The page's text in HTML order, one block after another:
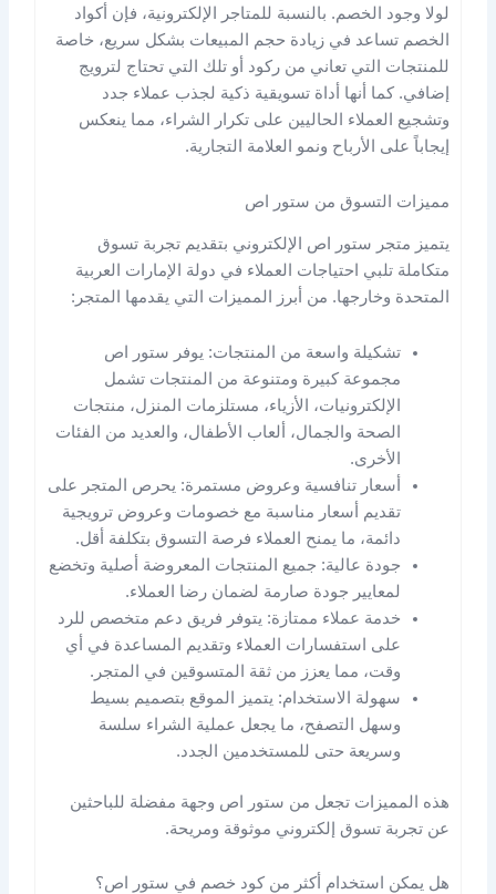
لولا وجود الخصم. بالنسبة للمتاجر الإلكترونية، فإن أكواد
الخصم تساعد في زيادة حجم المبيعات بشكل سريع، خاصة
للمنتجات التي تعاني من ركود أو تلك التي تحتاج لترويج
إضافي. كما أنها أداة تسويقية ذكية لجذب عملاء جدد
وتشجيع العملاء الحاليين على تكرار الشراء، مما ينعكس
إيجاباً على الأرباح ونمو العلامة التجارية.
مميزات التسوق من ستور اص
يتميز متجر ستور اص الإلكتروني بتقديم تجربة تسوق
متكاملة تلبي احتياجات العملاء في دولة الإمارات العربية
المتحدة وخارجها. من أبرز المميزات التي يقدمها المتجر:
تشكيلة واسعة من المنتجات: يوفر ستور اص
مجموعة كبيرة ومتنوعة من المنتجات تشمل
الإلكترونيات، الأزياء، مستلزمات المنزل، منتجات
الصحة والجمال، ألعاب الأطفال، والعديد من الفئات
الأخرى.
أسعار تنافسية وعروض مستمرة: يحرص المتجر على
تقديم أسعار مناسبة مع خصومات وعروض ترويجية
دائمة، ما يمنح العملاء فرصة التسوق بتكلفة أقل.
جودة عالية: جميع المنتجات المعروضة أصلية وتخضع
لمعايير جودة صارمة لضمان رضا العملاء.
خدمة عملاء ممتازة: يتوفر فريق دعم متخصص للرد
على استفسارات العملاء وتقديم المساعدة في أي
وقت، مما يعزز من ثقة المتسوقين في المتجر.
سهولة الاستخدام: يتميز الموقع بتصميم بسيط
وسهل التصفح، ما يجعل عملية الشراء سلسة
وسريعة حتى للمستخدمين الجدد.
هذه المميزات تجعل من ستور اص وجهة مفضلة للباحثين
عن تجربة تسوق إلكتروني موثوقة ومريحة.
هل يمكن استخدام أكثر من كود خصم في ستور اص؟